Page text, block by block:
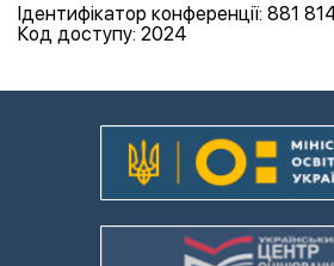
Ідентифікатор конференції: 881
Код доступу: 2024